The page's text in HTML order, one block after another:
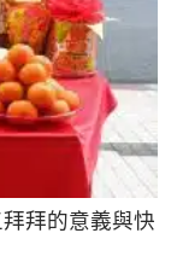
拜的意義與快